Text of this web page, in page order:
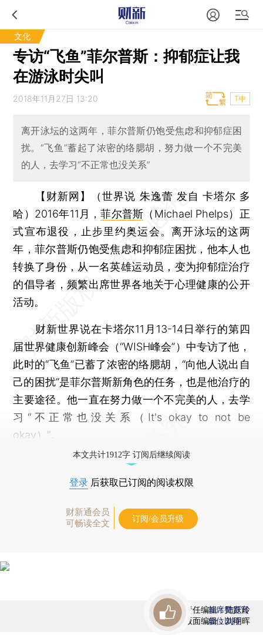
文化
专访“飞鱼”菲尔普斯：抑郁症让我
在游泳时尖叫
2018年11月27日 13:20 T中
离开泳坛的这两年，菲尔普斯仍饱受焦虑和抑郁症困
扰。“飞鱼”蓄起了浓密的络腮胡，努力做一个不完美
的人，去学习“不正常也没关系”
【财新网】（世界说 朱逸蕾 发自 卡塔尔 多
哈） 2016年11月，菲尔普斯 （Michael Phelps）正
式宣布退役，止步里约奥运会。离开泳坛的这两
年，菲尔普斯仍饱受焦虑和抑郁症困扰，他本人也
转换了身份，从一名英雄运动员，变为抑郁症治疗
的倡导者，频繁出席世界各地关于心理健康的公开
活动。
财新世界说在卡塔尔11月13-14日举行的第四
届世界健康创新峰会（“WISH峰会”）中专访了他，
此时的“飞鱼”已蓄了浓密的络腮胡，“向他人说出自
己的困扰”是菲尔普斯新角色的任务，也是他治疗的
主要途径。他一直在努力做一个不完美的人，去学
习“不正常也没关系（It's okay to not be
okay）”。
本文共计1912字 订阅后继续阅读
登录 后获取已订阅的阅读权限
财新通会员
可畅读全文
订阅/会员升级
责任编辑：陆跃玲
版面编辑：刘明晖
首席赞赏官
虚位以待